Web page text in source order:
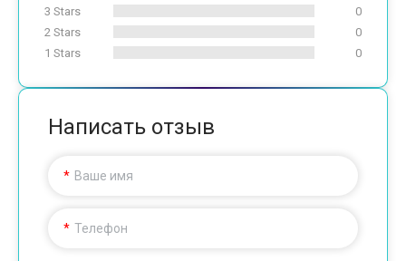
3 Stars
0
2 Stars
0
1 Stars
0
Написать отзыв
Ваше имя
Телефон